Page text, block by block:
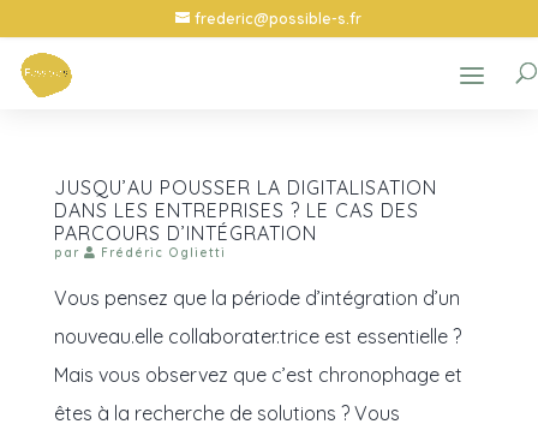
frederic@possible-s.fr
JUSQU’AU POUSSER LA DIGITALISATION
DANS LES ENTREPRISES ? LE CAS DES
PARCOURS D’INTÉGRATION
par Frédéric Oglietti
Vous pensez que la période d’intégration d’un
nouveau.elle collaborater.trice est essentielle ?
Mais vous observez que c’est chronophage et
êtes à la recherche de solutions ? Vous